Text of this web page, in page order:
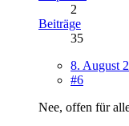
2
Beiträge
35
8. August
#6
Nee, offen für